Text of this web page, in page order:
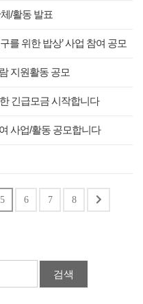
/활동 발표
를 위한 밥상’ 사업 참여 공모
지원활동 공모
긴급모금 시작합니다
사업/활동 공모합니다
5 6 7 8
검색